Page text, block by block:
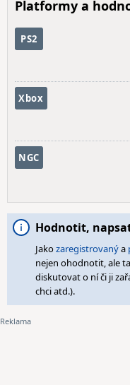
Platformy a
PS2
Xbox
NGC
Hodnotit,
Jakozaregistrovanýa
nejen ohodnotit, ale
diskutovat o ní či ji
chci atd.).